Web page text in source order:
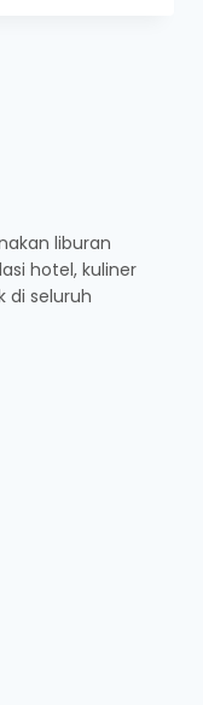
liburan
hotel, kuliner
di seluruh